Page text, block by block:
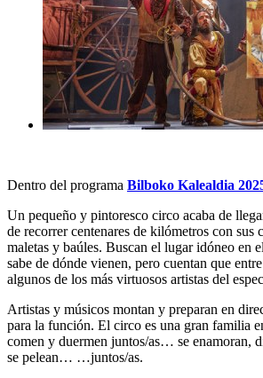
Dentro del programa Bilboko Kalealdia
Un pequeño y pintoresco circo acaba de
de recorrer centenares de kilómetros con sus
maletas y baúles. Buscan el lugar idóneo en
sabe de dónde vienen, pero cuentan que
algunos de los más virtuosos artistas del
Artistas y músicos montan y preparan en
para la función. El circo es una gran familia
comen y duermen juntos/as… se enamoran,
se pelean… …juntos/as.